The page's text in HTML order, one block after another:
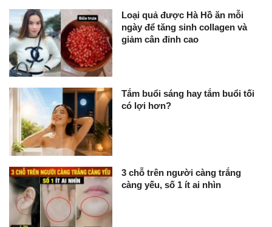
Loại quả được Hà Hồ ăn mỗi
ngày để tăng sinh collagen và
giảm cân đỉnh cao
Tắm buổi sáng hay tắm buổi tối
có lợi hơn?
3 chỗ trên người càng trắng
càng yếu, số 1 ít ai nhìn